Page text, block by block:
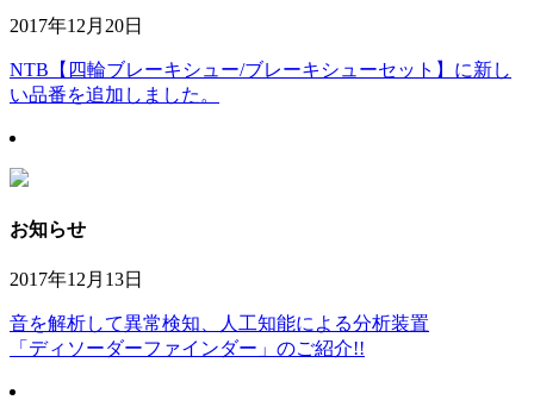
2017年12月20日
NTB【四輪ブレーキシュー/ブレーキシューセット】に新し
い品番を追加しました。
お知らせ
2017年12月13日
音を解析して異常検知、人工知能による分析装置
「ディソーダーファインダー」のご紹介!!